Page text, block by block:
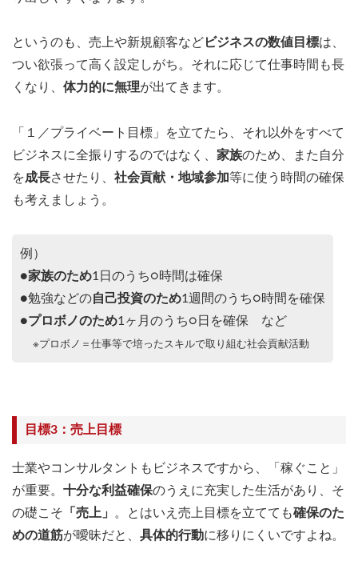
というのも、売上や新規顧客などビジネスの数値目標は、
つい欲張って高く設定しがち。それに応じて仕事時間も長
くなり、 体力的に無理が出てきます。
「１／プライベート目標」を立てたら、それ以外をすべて
ビジネスに全振りするのではなく、 家族のため、また自分
を成長させたり、 社会貢献・地域参加等に使う時間の確保
も考えましょう。
例）
●家族のため1日のうち○時間は確保
●勉強などの自己投資のため1週間のうち○時間を確保
●プロボノのため1ヶ月のうち○日を確保 など
※プロボノ＝仕事等で培ったスキルで取り組む社会貢献活動
目標3：売上目標
士業やコンサルタントもビジネスですから、「稼ぐこと」
が重要。 十分な利益確保のうえに充実した生活があり、そ
の礎こそ 「売上」 。とはいえ売上目標を立てても確保のた
めの道筋が曖昧だと、 具体的行動に移りにくいですよね。